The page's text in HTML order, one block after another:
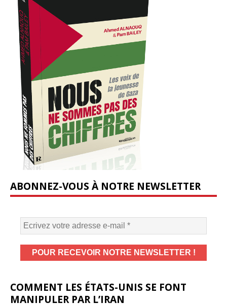
ABONNEZ-VOUS À NOTRE NEWSLETTER
COMMENT LES ÉTATS-UNIS SE FONT
MANIPULER PAR L’IRAN